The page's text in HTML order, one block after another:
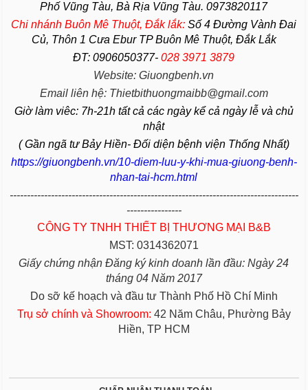
Phố Vũng Tàu, Bà Rịa Vũng Tàu. 0973820117
Chi nhánh Buôn Mê Thuột, Đắk lắk:Số 4 Đường Vành Đai
Củ, Thôn 1 Cưa Ebur TP Buôn Mê Thuột, Đắk Lắk
ĐT: 0906050377-028 3971 3879
Website: Giuongbenh.vn
Email liên hệ: Thietbithuongmaibb@gmail.com
Giờ làm viêc: 7h-21h tất cả các ngày kể cả ngày lễ và chủ
nhật
( Gần ngã tư Bảy Hiền- Đối diện bệnh viện Thống Nhất)
https://giuongbenh.vn/10-diem-luu-y-khi-mua-giuong-benh-
nhan-tai-hcm.html
------------------------------------------------------------------------------------
----------------
CÔNG TY TNHH THIẾT BỊ THƯƠNG MẠI B&B
MST: 0314362071
Giấy chứng nhận Đăng ký kinh doanh lần đầu: Ngày 24
tháng 04 Năm 2017
Do sỡ kế hoạch và đầu tư Thành Phố Hồ Chí Minh
Trụ sở chính và Showroom: 42 Năm Châu, Phường Bảy
Hiền, TP HCM